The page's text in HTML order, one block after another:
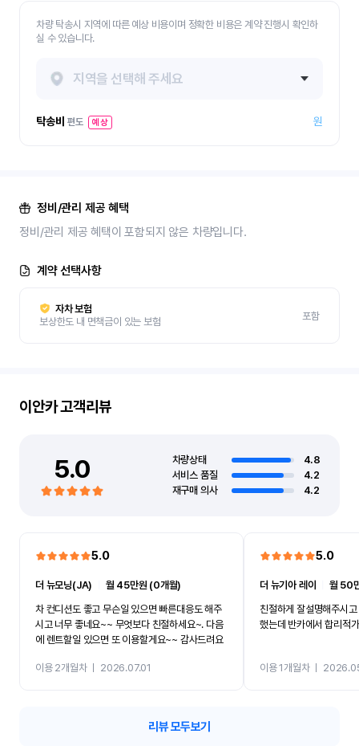
차량 탁송시 지역에 따른 예상 비용이며 정확한 비용은 계약 진행시 확인하
실 수 있습니다.
지역을 선택해 주세요
탁송비 편도 예상 원
정비/관리 제공 혜택
정비/관리 제공 혜택이 포함되지 않은 차량입니다.
계약 선택사항
자차 보험
보상한도 내 면책금이 있는 보험
포함
이안카고객리뷰
5.0 차량상태
4.8
서비스 품질
4.2
재구매 의사
4.2
5.0
더 뉴모닝(JA)
월 45만원 (0개월)
차 컨디션도 좋고 무슨일 있으면 빠른대응도 해주
시고 너무 좋네요~~ 무엇보다 친절하세요~. 다음
에 렌트할일 있으면 또 이용할게요~~ 감사드려요
이용 2개월차ㅣ 2026.07.01
5.0
더 뉴기아 레이
월 50
친절하게 잘설명해주시
했는데 반카에서 합리적
이용 1개월차ㅣ
리뷰 모두보기